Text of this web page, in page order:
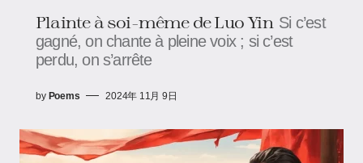
Plainte à soi-même de Luo Yin Si c’est
gagné, on chante à pleine voix ; si c’est
perdu, on s’arrête
by Poems 2024年 11月 9日